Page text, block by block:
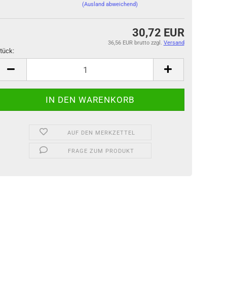
(Ausland abweichend)
30,72 EUR
36,56 EUR bruttozzgl. Versand
AUF DEN MERKZETTEL
FRAGE ZUM PRODUKT